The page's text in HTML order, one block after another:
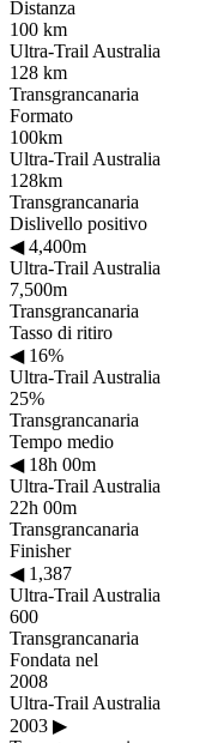
Distanza
100 km
Ultra-Trail Australia
128 km
Transgrancanaria
Formato
100km
Ultra-Trail Australia
128km
Transgrancanaria
Dislivello positivo
◀4,400m
Ultra-Trail Australia
7,500m
Transgrancanaria
Tasso di ritiro
◀16%
Ultra-Trail Australia
25%
Transgrancanaria
Tempo medio
◀18h 00m
Ultra-Trail Australia
22h 00m
Transgrancanaria
Finisher
◀1,387
Ultra-Trail Australia
600
Transgrancanaria
Fondata nel
2008
Ultra-Trail Australia
2003 ▶